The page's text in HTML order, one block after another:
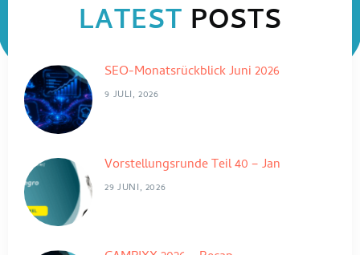
LATEST POSTS
SEO-Monatsrückblick Juni 2026
9 JULI, 2026
Vorstellungsrunde Teil 40 – Jan
29 JUNI, 2026